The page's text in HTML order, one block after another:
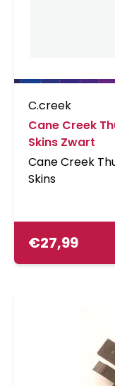
C.creek
Cane Creek
Skins Zwart
Cane Creek
Skins
€27,99